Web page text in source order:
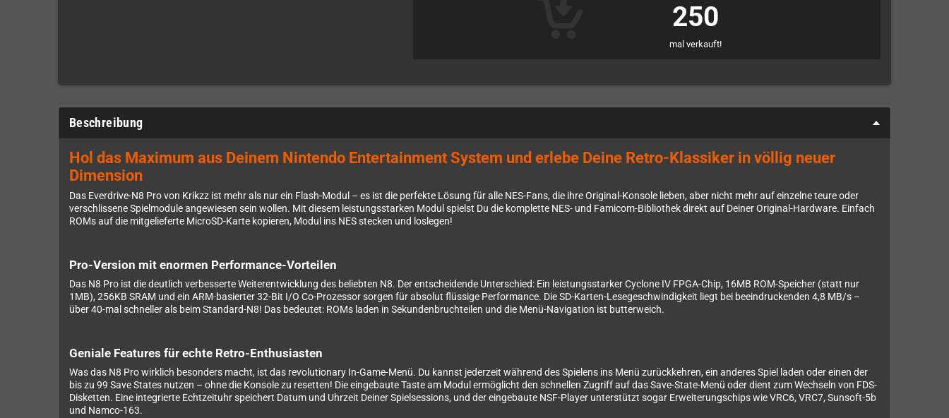
250
mal verkauft!
Beschreibung
Hol das Maximum aus Deinem Nintendo Entertainment System und erlebe Deine Retro-Klassiker in völlig neuer
Dimension
Das Everdrive-N8 Pro von Krikzz ist mehr als nur ein Flash-Modul – es ist die perfekte Lösung für alle NES-Fans, die ihre Original-Konsole lieben, aber nicht mehr auf einzelne teure oder
verschlissene Spielmodule angewiesen sein wollen. Mit diesem leistungsstarken Modul spielst Du die komplette NES- und Famicom-Bibliothek direkt auf Deiner Original-Hardware. Einfach
ROMs auf die mitgelieferte MicroSD-Karte kopieren, Modul ins NES stecken und loslegen!
Pro-Version mit enormen Performance-Vorteilen
Das N8 Pro ist die deutlich verbesserte Weiterentwicklung des beliebten N8. Der entscheidende Unterschied: Ein leistungsstarker Cyclone IV FPGA-Chip, 16MB ROM-Speicher (statt nur
1MB), 256KB SRAM und ein ARM-basierter 32-Bit I/O Co-Prozessor sorgen für absolut flüssige Performance. Die SD-Karten-Lesegeschwindigkeit liegt bei beeindruckenden 4,8 MB/s –
über 40-mal schneller als beim Standard-N8! Das bedeutet: ROMs laden in Sekundenbruchteilen und die Menü-Navigation ist butterweich.
Geniale Features für echte Retro-Enthusiasten
Was das N8 Pro wirklich besonders macht, ist das revolutionary In-Game-Menü. Du kannst jederzeit während des Spielens ins Menü zurückkehren, ein anderes Spiel laden oder einen der
bis zu 99 Save States nutzen – ohne die Konsole zu resetten! Die eingebaute Taste am Modul ermöglicht den schnellen Zugriff auf das Save-State-Menü oder dient zum Wechseln von FDS-
Disketten. Eine integrierte Echtzeituhr speichert Datum und Uhrzeit Deiner Spielsessions, und der eingebaute NSF-Player unterstützt sogar Erweiterungschips wie VRC6, VRC7, Sunsoft-5b
und Namco-163.